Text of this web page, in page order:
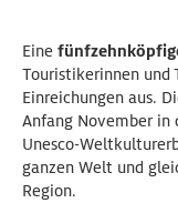
Eine
Touristikerinnen und
Einreichungen aus.
Anfang November in
Unesco-
ganzen Welt und
Region.